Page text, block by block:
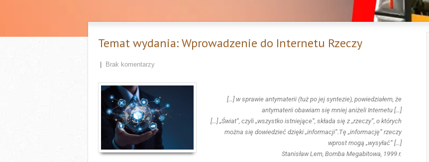
Temat wydania: Wprowadzenie do Internetu Rzeczy
Brak komentarzy
[…] w sprawie antymaterii (tuż po jej syntezie), powiedziałem, że
antymaterii obawiam się mniej aniżeli Internetu […]
[…] „Świat”, czyli „wszystko istniejące”, składa się z „rzeczy”, o których
można się dowiedzieć dzięki „informacji”.Tę „informację” rzeczy
wprost mogą „wysyłać” […]
Stanisław Lem, Bomba Megabitowa, 1999 r.